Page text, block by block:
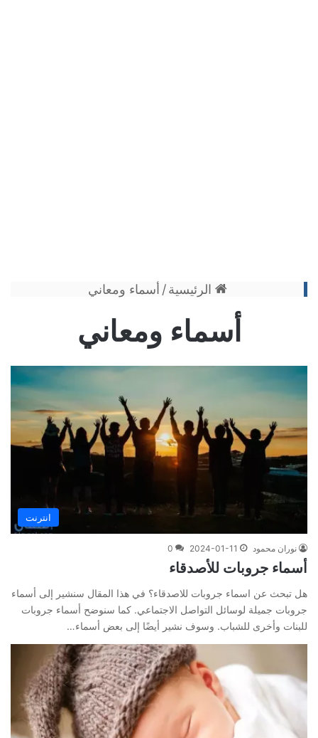
الرئيسية / أسماء ومعاني
أسماء ومعاني
انترنت
نوران محمود 2024-01-11
0
أسماء جروبات للأصدقاء
هل تبحث عن اسماء جروبات للاصدقاء؟ في هذا المقال سنشير إلى أسماء
جروبات جميلة لوسائل التواصل الاجتماعي. كما سنوضح أسماء جروبات
للبنات وأخرى للشباب. وسوف نشير أيضًا إلى بعض أسماء…